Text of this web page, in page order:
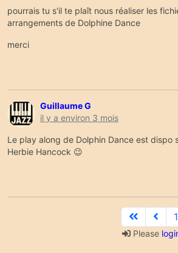
pourrais tu s'il te plaît nous réaliser les
arrangements de Dolphine Dance
merci
Guillaume G
il y a environ 3 mois
Le play along de Dolphin Dance est dispo
Herbie Hancock 😉
1
Please